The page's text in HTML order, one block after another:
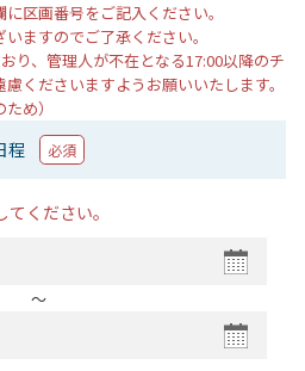
区画番号をご記入ください。
ますのでご了承ください。
り、管理人が不在となる17:00以降のチ
くださいますようお願いいたします。
め）
程 必須
ください。
〜